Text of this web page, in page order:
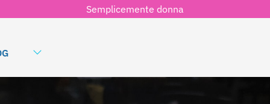
Semplicemente donna